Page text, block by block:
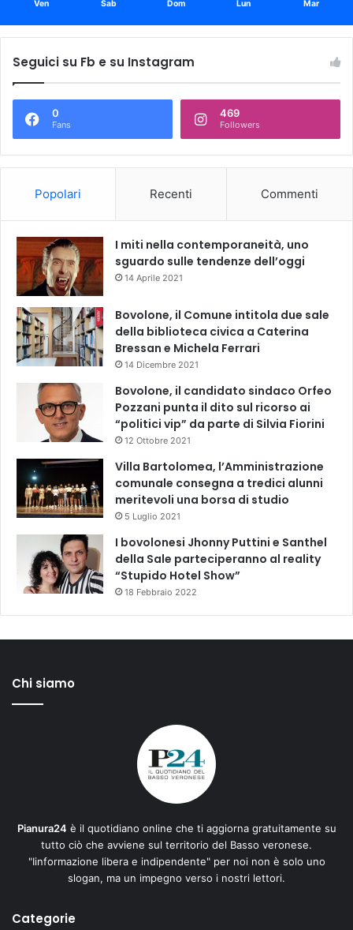
Ven Sab Dom Lun Mar
Seguici su Fb e su Instagram
0
Fans
469
Followers
Popolari Recenti Commenti
I miti nella contemporaneità, uno
sguardo sulle tendenze dell’oggi
14 Aprile 2021
Bovolone, il Comune intitola due sale
della biblioteca civica a Caterina
Bressan e Michela Ferrari
14 Dicembre 2021
Bovolone, il candidato sindaco Orfeo
Pozzani punta il dito sul ricorso ai
“politici vip” da parte di Silvia Fiorini
12 Ottobre 2021
Villa Bartolomea, l’Amministrazione
comunale consegna a tredici alunni
meritevoli una borsa di studio
5 Luglio 2021
I bovolonesi Jhonny Puttini e Santhel
della Sale parteciperanno al reality
“Stupido Hotel Show”
18 Febbraio 2022
Chi siamo
Pianura24 è il quotidiano online che ti aggiorna gratuitamente su
tutto ciò che avviene sul territorio del Basso veronese.
"Iinformazione libera e indipendente" per noi non è solo uno
slogan, ma un impegno verso i nostri lettori.
Categorie